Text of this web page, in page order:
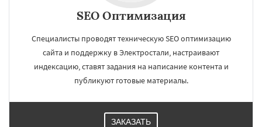
SEO Оптимизация
Специалисты проводят техническую SEO оптимизацию
сайта и поддержку в Электростали, настраивают
индексацию, ставят задания на написание контента и
публикуют готовые материалы.
ЗАКАЗАТЬ